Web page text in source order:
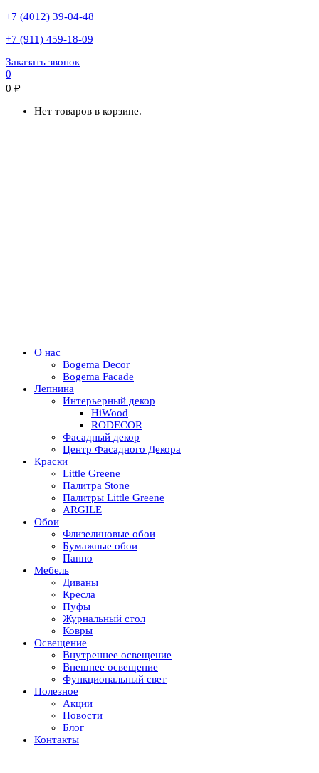
+7 (4012) 39-04-48
+7 (911) 459-18-09
Заказать звонок
0
0 ₽
Нет товаров в корзине.
О нас
Bogema Decor
Bogema Facade
Лепнина
Интерьерный декор
HiWood
RODECOR
Фасадный декор
Центр Фасадного Декора
Краски
Little Greene
Палитра Stone
Палитры Little Greene
ARGILE
Обои
Флизелиновые обои
Бумажные обои
Панно
Мебель
Диваны
Кресла
Пуфы
Журнальный стол
Ковры
Освещение
Внутреннее освещение
Внешнее освещение
Функциональный свет
Полезное
Акции
Новости
Блог
Контакты